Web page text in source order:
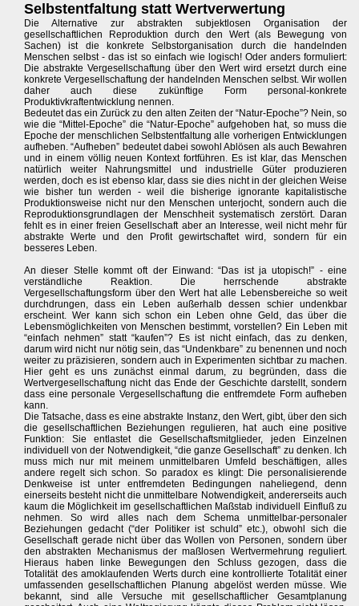
Selbstentfaltung statt Wertverwertung
Die Alternative zur abstrakten subjektlosen Organisation der
gesellschaftlichen Reproduktion durch den Wert (als Bewegung von
Sachen) ist die konkrete Selbstorganisation durch die handelnden
Menschen selbst - das ist so einfach wie logisch! Oder anders formuliert:
Die abstrakte Vergesellschaftung über den Wert wird ersetzt durch eine
konkrete Vergesellschaftung der handelnden Menschen selbst. Wir wollen
daher auch diese zukünftige Form personal-konkrete
Produktivkraftentwicklung nennen.
Bedeutet das ein Zurück zu den alten Zeiten der “Natur-Epoche”? Nein, so
wie die “Mittel-Epoche” die “Natur-Epoche” aufgehoben hat, so muss die
Epoche der menschlichen Selbstentfaltung alle vorherigen Entwicklungen
aufheben. “Aufheben” bedeutet dabei sowohl Ablösen als auch Bewahren
und in einem völlig neuen Kontext fortführen. Es ist klar, das Menschen
natürlich weiter Nahrungsmittel und industrielle Güter produzieren
werden, doch es ist ebenso klar, dass sie dies nicht in der gleichen Weise
wie bisher tun werden - weil die bisherige ignorante kapitalistische
Produktionsweise nicht nur den Menschen unterjocht, sondern auch die
Reproduktionsgrundlagen der Menschheit systematisch zerstört. Daran
fehlt es in einer freien Gesellschaft aber an Interesse, weil nicht mehr für
abstrakte Werte und den Profit gewirtschaftet wird, sondern für ein
besseres Leben.
An dieser Stelle kommt oft der Einwand: “Das ist ja utopisch!” - eine
verständliche Reaktion. Die herrschende abstrakte
Vergesellschaftungsform über den Wert hat alle Lebensbereiche so weit
durchdrungen, dass ein Leben außerhalb dessen schier undenkbar
erscheint. Wer kann sich schon ein Leben ohne Geld, das über die
Lebensmöglichkeiten von Menschen bestimmt, vorstellen? Ein Leben mit
“einfach nehmen” statt “kaufen”? Es ist nicht einfach, das zu denken,
darum wird nicht nur nötig sein, das “Undenkbare” zu benennen und noch
weiter zu präzisieren, sondern auch in Experimenten sichtbar zu machen.
Hier geht es uns zunächst einmal darum, zu begründen, dass die
Wertvergesellschaftung nicht das Ende der Geschichte darstellt, sondern
dass eine personale Vergesellschaftung die entfremdete Form aufheben
kann.
Die Tatsache, dass es eine abstrakte Instanz, den Wert, gibt, über den sich
die gesellschaftlichen Beziehungen regulieren, hat auch eine positive
Funktion: Sie entlastet die Gesellschaftsmitglieder, jeden Einzelnen
individuell von der Notwendigkeit, “die ganze Gesellschaft” zu denken. Ich
muss mich nur mit meinem unmittelbaren Umfeld beschäftigen, alles
andere regelt sich schon. So paradox es klingt: Die personalisierende
Denkweise ist unter entfremdeten Bedingungen naheliegend, denn
einerseits besteht nicht die unmittelbare Notwendigkeit, andererseits auch
kaum die Möglichkeit im gesellschaftlichen Maßstab individuell Einfluß zu
nehmen. So wird alles nach dem Schema unmittelbar-personaler
Beziehungen gedacht (“der Politiker ist schuld” etc.), obwohl sich die
Gesellschaft gerade nicht über das Wollen von Personen, sondern über
den abstrakten Mechanismus der maßlosen Wertvermehrung reguliert.
Hieraus haben linke Bewegungen den Schluss gezogen, dass die
Totalität des amoklaufenden Werts durch eine kontrollierte Totalität einer
umfassenden gesellschaftlichen Planung abgelöst werden müsse. Wie
bekannt, sind alle Versuche mit gesellschaftlicher Gesamtplanung